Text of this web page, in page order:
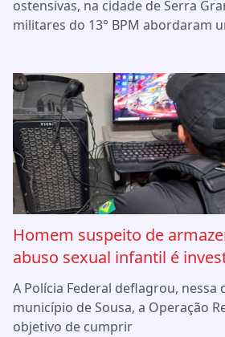
ostensivas, na cidade de Serra
militares do 13° BPM abordaram
Homem suspeito de
abuso sexual infantil é
A Polícia Federal deflagrou, nessa
município de Sousa, a Operação
objetivo de cumprir